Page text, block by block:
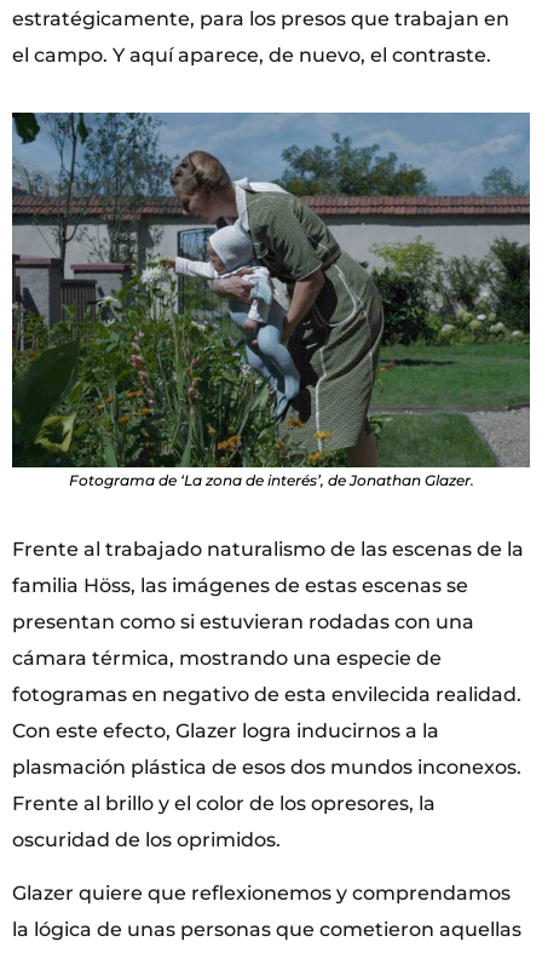
estratégicamente, para los presos que trabajan en
el campo. Y aquí aparece, de nuevo, el contraste.
Fotograma de ‘La zona de interés’, de Jonathan Glazer.
Frente al trabajado naturalismo de las escenas de la
familia Höss, las imágenes de estas escenas se
presentan como si estuvieran rodadas con una
cámara térmica, mostrando una especie de
fotogramas en negativo de esta envilecida realidad.
Con este efecto, Glazer logra inducirnos a la
plasmación plástica de esos dos mundos inconexos.
Frente al brillo y el color de los opresores, la
oscuridad de los oprimidos.
Glazer quiere que reflexionemos y comprendamos
la lógica de unas personas que cometieron aquellas